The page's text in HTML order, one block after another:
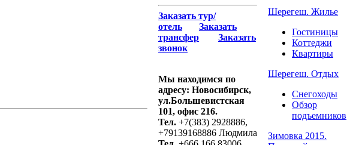
Заказать тур/
отель
Заказать
трансфер
Заказать
звонок
Мы находимся по
адресу: Новосибирск,
ул.Большевистская
101, офис 216.
Тел. +7(383) 2928886,
+79139168886 Людмила
Шерегеш. Жилье
Гостиницы
Коттеджи
Квартиры
Шерегеш. Отдых
Снегоходы
Обзор
подъемников
Зимовка 2015.